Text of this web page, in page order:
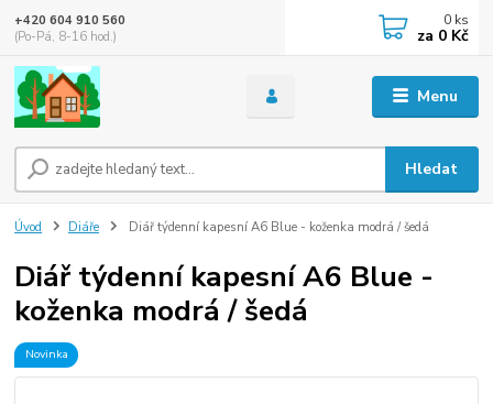
Menu
Hledat
+420 604 910 560
(Po-Pá, 8-16 hod.)
0 ks
za 0 Kč
Úvod Diáře Diář týdenní kapesní A6 Blue - koženka modrá / šedá
Diář týdenní kapesní A6 Blue -
koženka modrá / šedá
Novinka